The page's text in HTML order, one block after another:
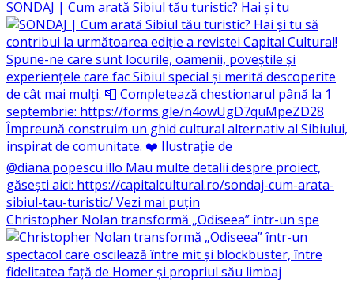
SONDAJ | Cum arată Sibiul tău turistic? Hai și tu
Christopher Nolan transformă „Odiseea” într-un spe